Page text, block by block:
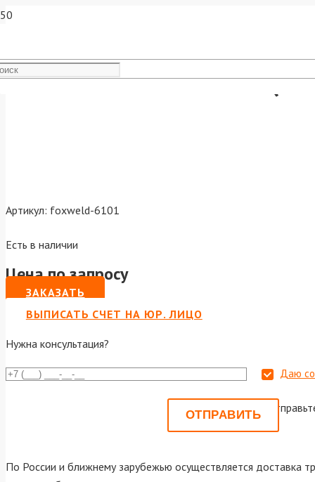
Наконечник М8х30х1.6
Артикул: foxweld-6101
Есть в наличии
Цена по запросу
ЗАКАЗАТЬ
ВЫПИСАТЬ СЧЕТ НА ЮР. ЛИЦО
Нужна консультация?
Даю
Или
По России и ближнему зарубежью осуществляется доставка